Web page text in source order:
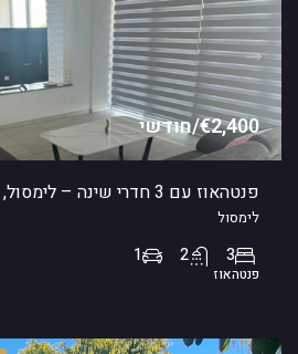
€2,400/חודשי
פנטהאוז עם 3 חדרי שינה – לימסול, Ekali
לימסול
3
2
1
פנטהאוז